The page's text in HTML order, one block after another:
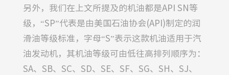
另外，我们在上文所提及的机油都是API SN等
级，“SP”代表是由美国石油协会(API)制定的润
滑油等级标准，字母“S”表示这款机油适用于汽
油发动机，其机油等级可由低往高排列顺序为：
SA、SB、SC、SD、SE、SF、SG、SH、SJ、